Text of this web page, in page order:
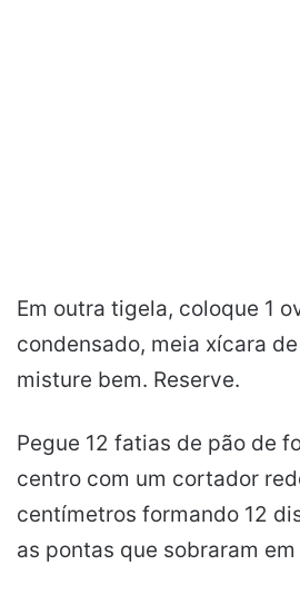
Em outra tigela, coloque 1
condensado, meia xícara
misture bem. Reserve.
Pegue 12 fatias de pão de
centro com um cortador
centímetros formando 12
as pontas que sobraram